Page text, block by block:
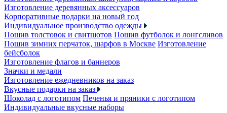
Изготовление деревянных аксессуаров
Корпоративные подарки на новый год
Индивидуальное производство одежды
Пошив толстовок и свитшотов Пошив футболок и лонгсливов
Пошив зимних перчаток, шарфов в Москве Изготовление
бейсболок
Изготовление флагов и баннеров
Значки и медали
Изготовление ежедневников на заказ
Вкусные подарки на заказ
Шоколад с логотипом Печенья и пряники с логотипом
Индивидуальные вкусные наборы